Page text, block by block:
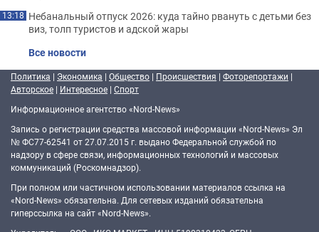
13:18 Небанальный отпуск 2026: куда тайно рвануть с детьми без
виз, толп туристов и адской жары
Все новости
Политика | Экономика | Общество | Происшествия | Фоторепортажи |
Авторское | Интересное | Спорт
Информационное агентство «Nord-News»
Запись о регистрации средства массовой информации «Nord-News» Эл
№ ФС77-62541 от 27.07.2015 г. выдано Федеральной службой по
надзору в сфере связи, информационных технологий и массовых
коммуникаций (Роскомнадзор).
При полном или частичном использовании материалов ссылка на
«Nord-News» обязательна. Для сетевых изданий обязательна
гиперссылка на сайт «Nord-News».